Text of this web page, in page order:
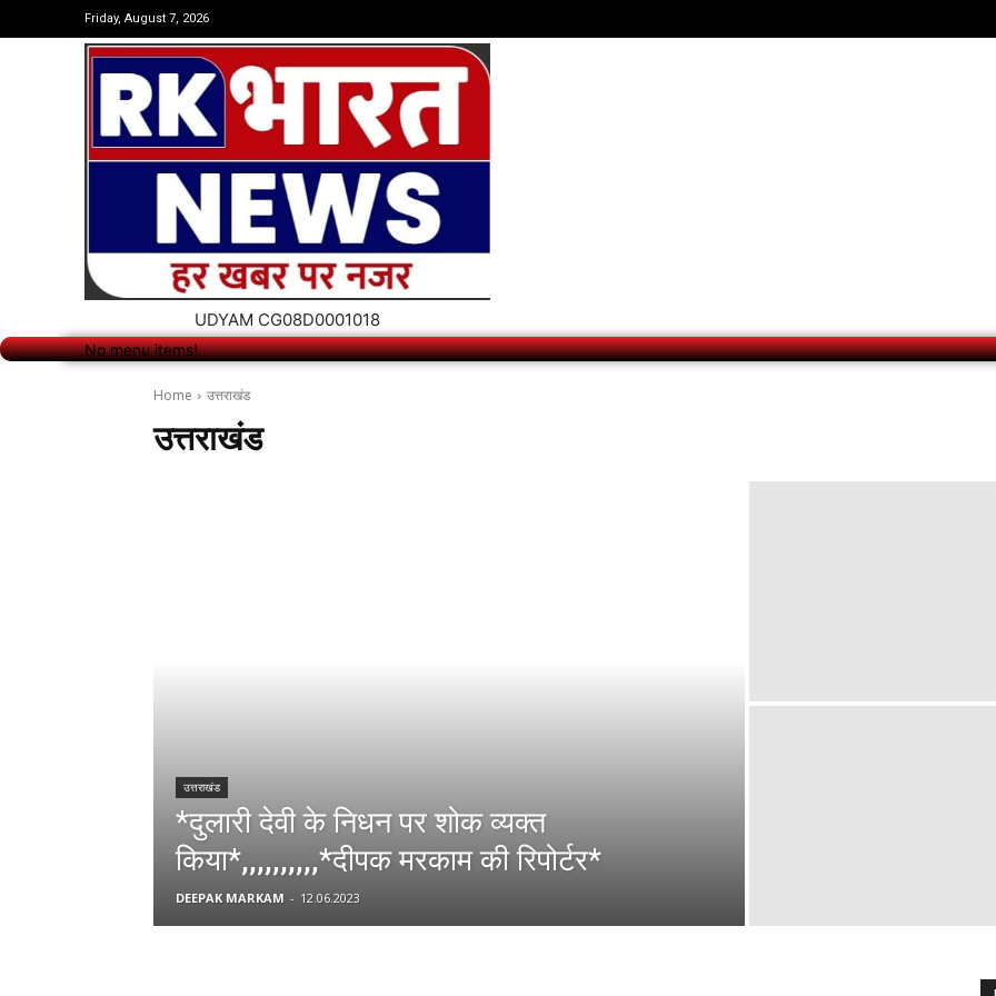
Friday, August 7, 2026
UDYAM CG08D0001018
No menu items!
Home उत्तराखंड
उत्तराखंड
उत्तराखंड
*दुलारी देवी के निधन पर शोक व्यक्त
किया*,,,,,,,,,,*दीपक मरकाम की रिपोर्टर*
DEEPAK MARKAM - 12.06.2023